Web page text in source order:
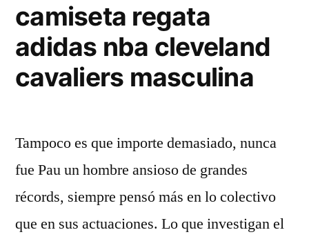
camiseta regata
adidas nba cleveland
cavaliers masculina
Tampoco es que importe demasiado, nunca
fue Pau un hombre ansioso de grandes
récords, siempre pensó más en lo colectivo
que en sus actuaciones. Lo que investigan el